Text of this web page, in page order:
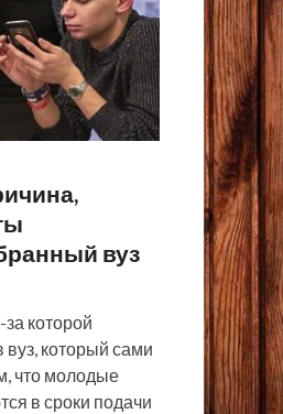
вуз
которой
который сами
что молодые
в сроки подачи